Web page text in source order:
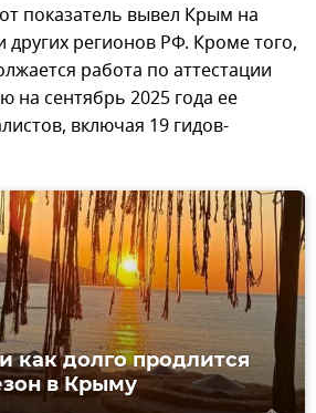
показатель вывел Крым на
других регионов РФ. Кроме того,
работа по аттестации
на сентябрь 2025 года ее
включая 19 гидов-
как долго продлится
в Крыму